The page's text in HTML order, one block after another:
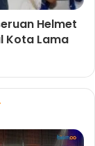
Helmet
Kota Lama